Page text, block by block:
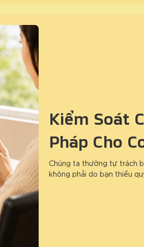
Kiểm Soát
Pháp Cho
Chúng ta thường tự trách
không phải do bạn thiếu